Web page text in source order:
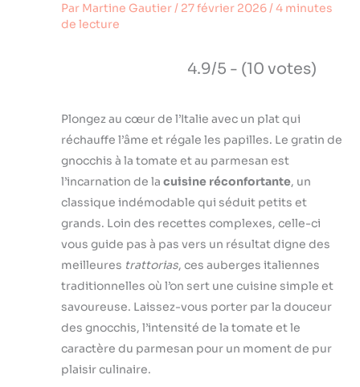
Par Martine Gautier/ 27 février 2026/4 minutes
de lecture
4.9/5 - (10 votes)
Plongez au cœur de l’Italie avec un plat qui
réchauffe l’âme et régale les papilles. Le gratin de
gnocchis à la tomate et au parmesan est
l’incarnation de la cuisine réconfortante, un
classique indémodable qui séduit petits et
grands. Loin des recettes complexes, celle-ci
vous guide pas à pas vers un résultat digne des
meilleures trattorias, ces auberges italiennes
traditionnelles où l’on sert une cuisine simple et
savoureuse. Laissez-vous porter par la douceur
des gnocchis, l’intensité de la tomate et le
caractère du parmesan pour un moment de pur
plaisir culinaire.